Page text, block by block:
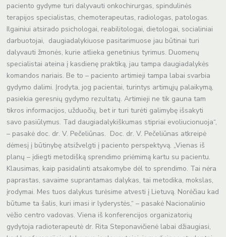
paciento gydyme turi dalyvauti onkochirurgas, spindulinės
terapijos specialistas, chemoterapeutas, radiologas, patologas.
Ilgainiui atsirado psichologai, reabilitologai, dietologai, socialiniai
darbuotojai, daugiadalykiuose pasitarimuose jau būtinai turi
dalyvauti žmonės, kurie atlieka genetinius tyrimus. Duomenų
specialistai ateina į kasdienę praktiką, jau tampa daugiadalykės
komandos nariais. Be to – paciento artimieji tampa labai svarbia
gydymo dalimi. Įrodyta, jog pacientai, turintys artimųjų palaikymą,
pasiekia geresnių gydymo rezultatų. Artimieji ne tik gauna tam
tikros informacijos, užduočių, bet ir turi turėti galimybę išsakyti
savo pasiūlymus. Tad daugiadalykiškumas stipriai evoliucionuoja“,
– pasakė doc. dr. V. Pečeliūnas. Doc. dr. V. Pečeliūnas atkreipė
dėmesį į būtinybę atsižvelgti į paciento perspektyvą. „Vienas iš
planų – įdiegti metodišką sprendimo priėmimą kartu su pacientu.
Klausimas, kaip pasidalinti atsakomybe dėl to sprendimo. Tai nėra
paprastas, savaime suprantamas dalykas, tai metodika, mokslas,
įrodymai. Mes tuos dalykus turėsime atvesti į Lietuvą. Norėčiau kad
būtume ta šalis, kuri imasi ir lyderystės,“ – pasakė Nacionalinio
vėžio centro vadovas. Viena iš konferencijos organizatorių
gydytoja radioterapeutė dr. Rita Steponavičienė labai džiaugiasi,